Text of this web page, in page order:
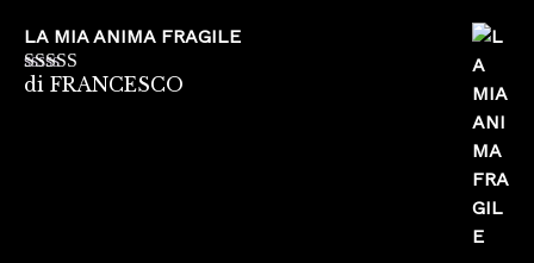
LA MIA ANIMA FRAGILE
Valutato5su
di FRANCESCO